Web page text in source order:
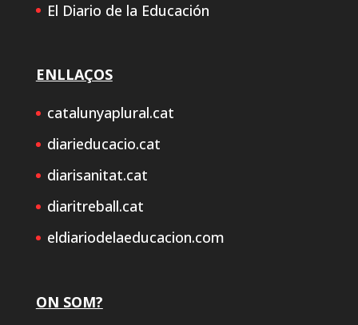
El Diario de la Educación
ENLLAÇOS
catalunyaplural.cat
diarieducacio.cat
diarisanitat.cat
diaritreball.cat
eldiariodelaeducacion.com
ON SOM?